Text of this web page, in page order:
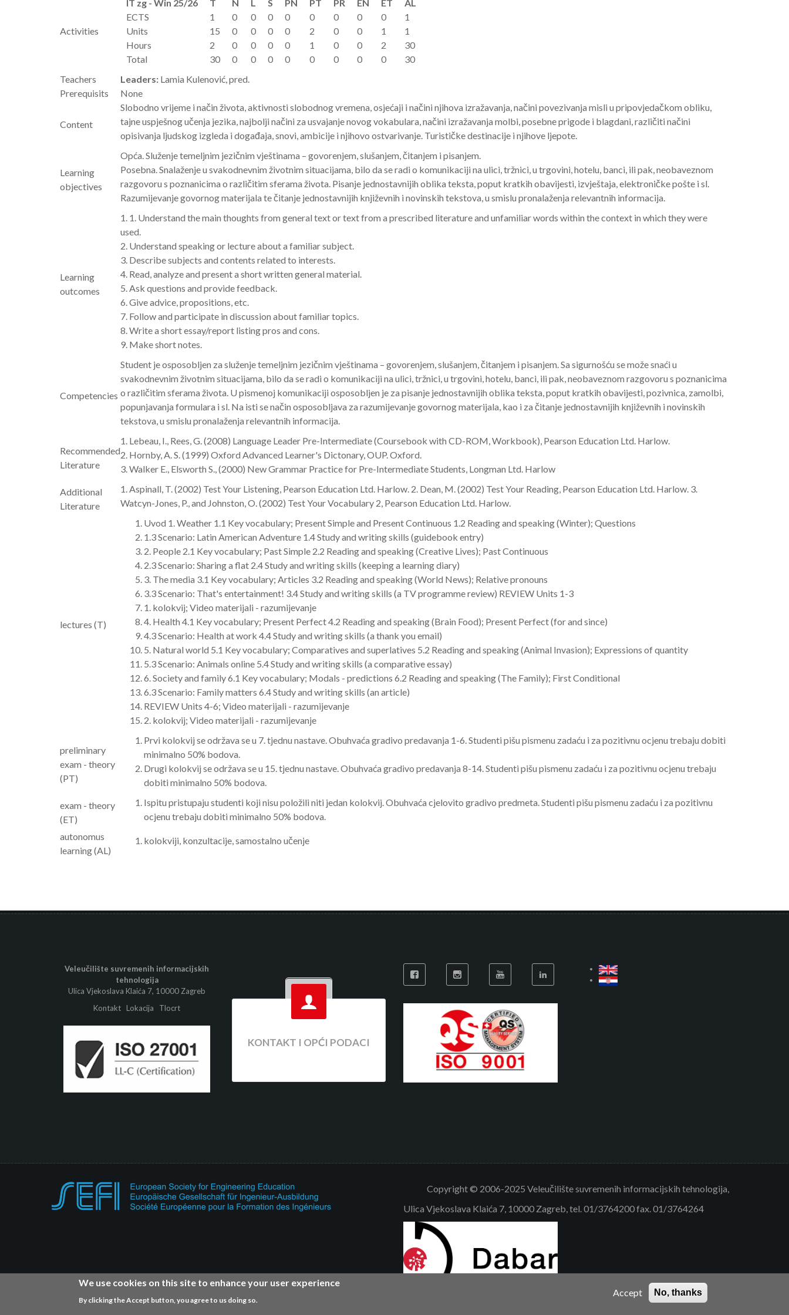
Activities
IT zg - Win 25/26
ECTS
Units
Hours
Total
T
1
15
2
30
N
0
0
0
0
L
0
0
0
0
S
0
0
0
0
PN
0
0
0
0
PT
0
2
1
0
PR
0
0
0
0
EN
0
0
0
0
ET
0
1
2
0
AL
1
1
30
30
Teachers
Leaders: Lamia Kulenović, pred.
Prerequisits
None
Content
Slobodno vrijeme i način života, aktivnosti slobodnog vremena, osjećaji i načini njihova izražavanja, načini povezivanja misli u pripovjedačkom obliku,
tajne uspješnog učenja jezika, najbolji načini za usvajanje novog vokabulara, načini izražavanja molbi, posebne prigode i blagdani, različiti načini
opisivanja ljudskog izgleda i događaja, snovi, ambicije i njihovo ostvarivanje. Turističke destinacije i njihove ljepote.
Learning
objectives
Opća. Služenje temeljnim jezičnim vještinama – govorenjem, slušanjem, čitanjem i pisanjem.
Posebna. Snalaženje u svakodnevnim životnim situacijama, bilo da se radi o komunikaciji na ulici, tržnici, u trgovini, hotelu, banci, ili pak, neobaveznom
razgovoru s poznanicima o različitim sferama života. Pisanje jednostavnijih oblika teksta, poput kratkih obavijesti, izvještaja, elektroničke pošte i sl.
Razumijevanje govornog materijala te čitanje jednostavnijih književnih i novinskih tekstova, u smislu pronalaženja relevantnih informacija.
Learning
outcomes
1. 1. Understand the main thoughts from general text or text from a prescribed literature and unfamiliar words within the context in which they were
used.
2. Understand speaking or lecture about a familiar subject.
3. Describe subjects and contents related to interests.
4. Read, analyze and present a short written general material.
5. Ask questions and provide feedback.
6. Give advice, propositions, etc.
7. Follow and participate in discussion about familiar topics.
8. Write a short essay/report listing pros and cons.
9. Make short notes.
Competencies
Student je osposobljen za služenje temeljnim jezičnim vještinama – govorenjem, slušanjem, čitanjem i pisanjem. Sa sigurnošću se može snaći u
svakodnevnim životnim situacijama, bilo da se radi o komunikaciji na ulici, tržnici, u trgovini, hotelu, banci, ili pak, neobaveznom razgovoru s poznanicima
o različitim sferama života. U pismenoj komunikaciji osposobljen je za pisanje jednostavnijih oblika teksta, poput kratkih obavijesti, pozivnica, zamolbi,
popunjavanja formulara i sl. Na isti se način osposobljava za razumijevanje govornog materijala, kao i za čitanje jednostavnijih književnih i novinskih
tekstova, u smislu pronalaženja relevantnih informacija.
Recommended
Literature
1. Lebeau, I., Rees, G. (2008) Language Leader Pre-Intermediate (Coursebook with CD-ROM, Workbook), Pearson Education Ltd. Harlow.
2. Hornby, A. S. (1999) Oxford Advanced Learner's Dictonary, OUP. Oxford.
3. Walker E., Elsworth S., (2000) New Grammar Practice for Pre-Intermediate Students, Longman Ltd. Harlow
Additional
Literature
1. Aspinall, T. (2002) Test Your Listening, Pearson Education Ltd. Harlow. 2. Dean, M. (2002) Test Your Reading, Pearson Education Ltd. Harlow. 3.
Watcyn-Jones, P., and Johnston, O. (2002) Test Your Vocabulary 2, Pearson Education Ltd. Harlow.
lectures (T)
Uvod 1. Weather 1.1 Key vocabulary; Present Simple and Present Continuous 1.2 Reading and speaking (Winter); Questions
1.3 Scenario: Latin American Adventure 1.4 Study and writing skills (guidebook entry)
2. People 2.1 Key vocabulary; Past Simple 2.2 Reading and speaking (Creative Lives); Past Continuous
2.3 Scenario: Sharing a flat 2.4 Study and writing skills (keeping a learning diary)
3. The media 3.1 Key vocabulary; Articles 3.2 Reading and speaking (World News); Relative pronouns
3.3 Scenario: That's entertainment! 3.4 Study and writing skills (a TV programme review) REVIEW Units 1-3
1. kolokvij; Video materijali - razumijevanje
4. Health 4.1 Key vocabulary; Present Perfect 4.2 Reading and speaking (Brain Food); Present Perfect (for and since)
4.3 Scenario: Health at work 4.4 Study and writing skills (a thank you email)
5. Natural world 5.1 Key vocabulary; Comparatives and superlatives 5.2 Reading and speaking (Animal Invasion); Expressions of quantity
5.3 Scenario: Animals online 5.4 Study and writing skills (a comparative essay)
6. Society and family 6.1 Key vocabulary; Modals - predictions 6.2 Reading and speaking (The Family); First Conditional
6.3 Scenario: Family matters 6.4 Study and writing skills (an article)
REVIEW Units 4-6; Video materijali - razumijevanje
2. kolokvij; Video materijali - razumijevanje
preliminary
exam - theory
(PT)
Prvi kolokvij se održava se u 7. tjednu nastave. Obuhvaća gradivo predavanja 1-6. Studenti pišu pismenu zadaću i za pozitivnu ocjenu trebaju dobiti
minimalno 50% bodova.
Drugi kolokvij se održava se u 15. tjednu nastave. Obuhvaća gradivo predavanja 8-14. Studenti pišu pismenu zadaću i za pozitivnu ocjenu trebaju
dobiti minimalno 50% bodova.
exam - theory
(ET)
Ispitu pristupaju studenti koji nisu položili niti jedan kolokvij. Obuhvaća cjelovito gradivo predmeta. Studenti pišu pismenu zadaću i za pozitivnu
ocjenu trebaju dobiti minimalno 50% bodova.
autonomus
learning (AL)
kolokviji, konzultacije, samostalno učenje
Veleučilište suvremenih informacijskih
tehnologija
Ulica Vjekoslava Klaića 7, 10000 Zagreb
Kontakt Lokacija Tlocrt
KONTAKT I OPĆI PODACI
Copyright © 2006-2025 Veleučilište suvremenih informacijskih tehnologija,
Ulica Vjekoslava Klaića 7, 10000 Zagreb, tel. 01/3764200 fax. 01/3764264
We use cookies on this site to enhance your user experience
By clicking the Accept button, you agree to us doing so.
Accept No, thanks